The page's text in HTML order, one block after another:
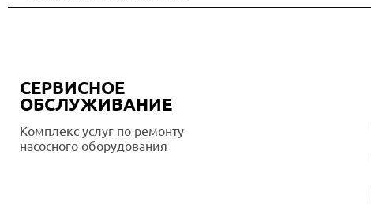
СЕРВИСНОЕ
ОБСЛУЖИВАНИЕ
Комплекс услуг по ремонту
насосного оборудования